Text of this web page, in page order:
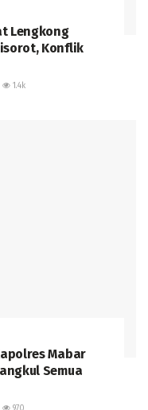
Lengkong
Konflik
1.4k
Mabar
Semua
970